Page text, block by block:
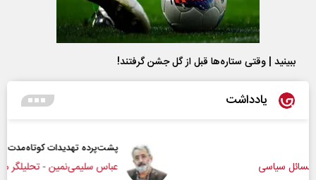
ببینید | وقتی ستاره‌ها قبل از گل جشن گرفتند!
یادداشت
پشت‌پرده تهدیدات کوتاه‏‌مدت و ادعا‌های خلاف واقع آمریکا
عباس سلیمی‌نمین - تحلیلگر مسائل سیاسی